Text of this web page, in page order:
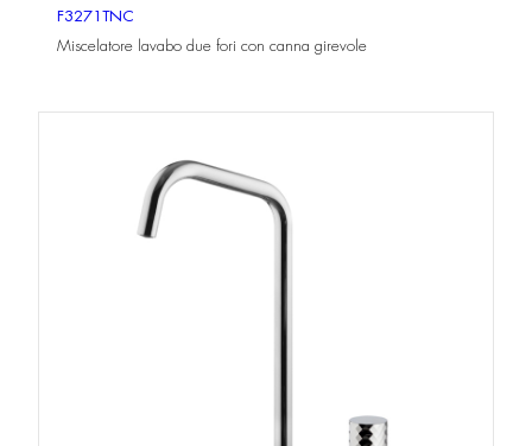
F3271TNC
Miscelatore lavabo due fori con canna girevole